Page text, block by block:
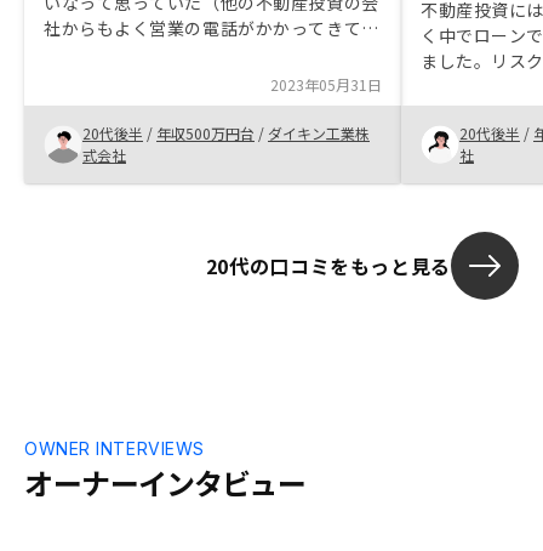
社からもよく営業の電話がかかってきてい
の方にいろいろ説明してもらったり、良く
してもらったので、始めることにしまし
た！
2023年05月31日
20代後半 / 年収500万円台 / ダイキン工業株
式会社
不動産投資に
く中でローン
ました。リス
われ、一時購
したが、担当
的な購入に至
ろはあります
考えてしまっ
るなど表示を
す。
20代後半 /
社
20代の口コミをもっと見る
オーナーインタビュー
OWNER INTERVIEWS